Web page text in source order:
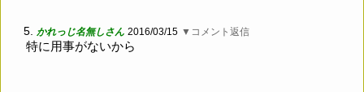
5. かれっじ名無しさん 2016/03/15 ▼コメント返信
特に用事がないから